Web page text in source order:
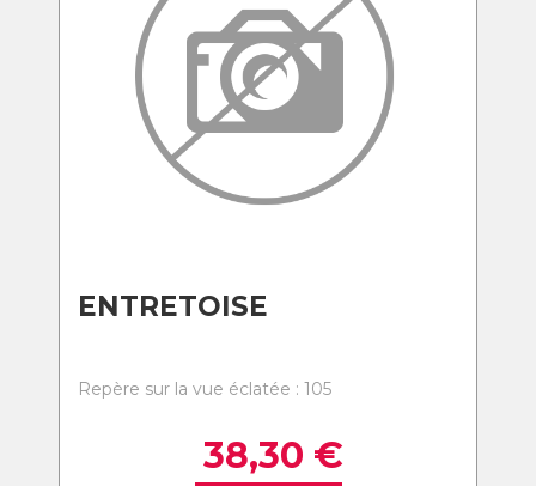
ENTRETOISE
Repère sur la vue éclatée : 105
38,30 €